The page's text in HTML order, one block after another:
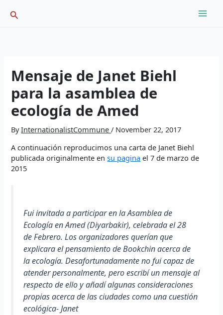
Search
Mensaje de Janet Biehl
para la asamblea de
ecología de Amed
ByInternationalistCommune/ November 22, 2017
A continuación reproducimos una carta de Janet Biehl
publicada originalmente ensu pagina el 7 de marzo de
2015
Fui invitada a participar en la Asamblea de
Ecología en Amed (Diyarbakir), celebrada el 28
de Febrero. Los organizadores querían que
explicara el pensamiento de Bookchin acerca de
la ecología. Desafortunadamente no fui capaz de
atender personalmente, pero escribí un mensaje al
respecto de ello y añadí algunas consideraciones
propias acerca de las ciudades como una cuestión
ecológica- Janet